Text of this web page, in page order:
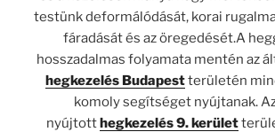
testünk deformálódását, korai
fáradását és az öregedését.A
hosszadalmas folyamata mentén az
hegkezelés Budapestterületén
komoly segítséget nyújtanak.
nyújtotthegkezelés 9. kerület